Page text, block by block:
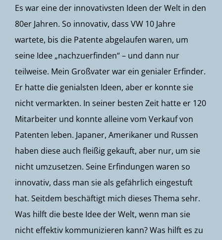
Es war eine der innovativsten Ideen der Welt in den
80er Jahren. So innovativ, dass VW 10 Jahre
wartete, bis die Patente abgelaufen waren, um
seine Idee „nachzuerfinden“ – und dann nur
teilweise. Mein Großvater war ein genialer Erfinder.
Er hatte die genialsten Ideen, aber er konnte sie
nicht vermarkten. In seiner besten Zeit hatte er 120
Mitarbeiter und konnte alleine vom Verkauf von
Patenten leben. Japaner, Amerikaner und Russen
haben diese auch fleißig gekauft, aber nur, um sie
nicht umzusetzen. Seine Erfindungen waren so
innovativ, dass man sie als gefährlich eingestuft
hat. Seitdem beschäftigt mich dieses Thema sehr.
Was hilft die beste Idee der Welt, wenn man sie
nicht effektiv kommunizieren kann? Was hilft es zu